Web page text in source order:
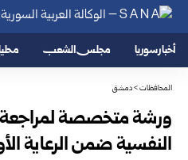
أخبار سوريا مجلس الشعب
المحافظات>دمشق
ورشة متخصصة
النفسية ضمن الرعاية